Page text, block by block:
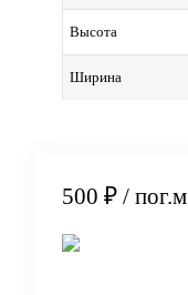
Высота
Ширина
500 ₽ / пог.м